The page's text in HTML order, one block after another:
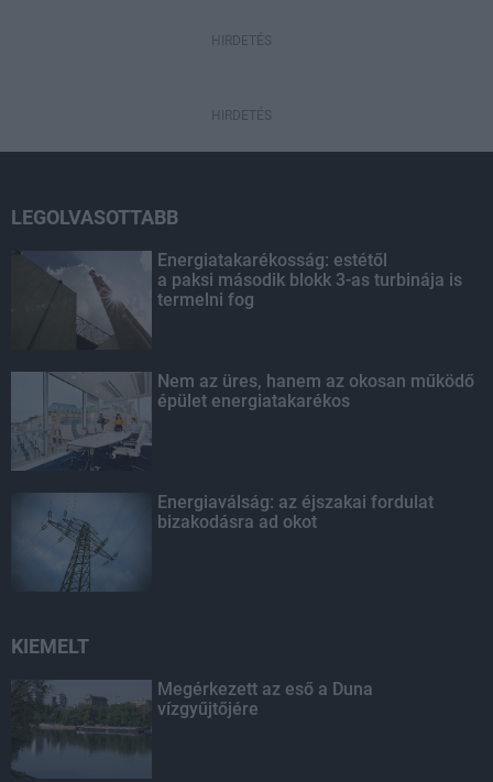
HIRDETÉS
HIRDETÉS
LEGOLVASOTTABB
Energiatakarékosság: estétől
a paksi második blokk 3-as turbinája is
termelni fog
Nem az üres, hanem az okosan működő
épület energiatakarékos
Energiaválság: az éjszakai fordulat
bizakodásra ad okot
KIEMELT
Megérkezett az eső a Duna
vízgyűjtőjére